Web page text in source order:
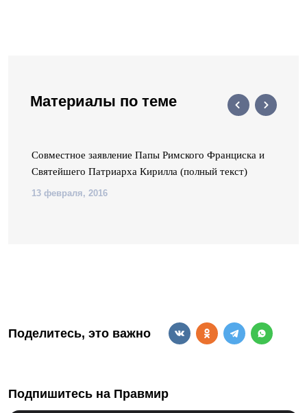
Материалы по теме
Совместное заявление Папы Римского Франциска и
Святейшего Патриарха Кирилла (полный текст)
13 февраля, 2016
Поделитесь, это важно
Подпишитесь на Правмир